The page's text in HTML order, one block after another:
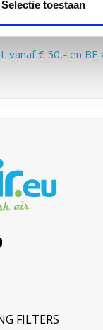
Selectie toestaan
en goed
vanaf € 50,- en BE
FILTERS